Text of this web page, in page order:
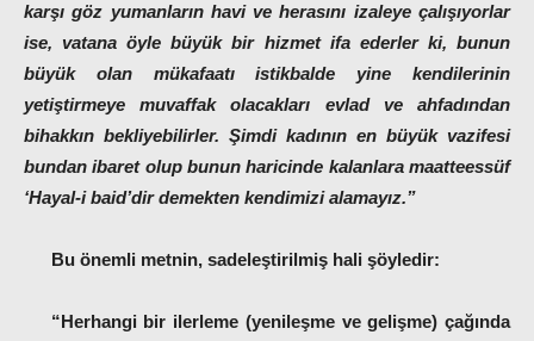
karşı göz yumanların havi ve herasını izaleye çalışıyorlar
ise, vatana öyle büyük bir hizmet ifa ederler ki, bunun
büyük olan mükafaatı istikbalde yine kendilerinin
yetiştirmeye muvaffak olacakları evlad ve ahfadından
bihakkın bekliyebilirler. Şimdi kadının en büyük vazifesi
bundan ibaret olup bunun haricinde kalanlara maatteessüf
‘Hayal-i baid’dir demekten kendimizi alamayız.”
Bu önemli metnin, sadeleştirilmiş hali şöyledir:
“Herhangi bir ilerleme (yenileşme ve gelişme) çağında